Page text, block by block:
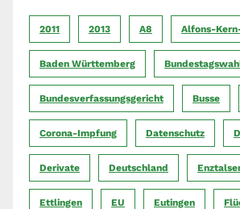
2011 2013 A8 Alfons-
Baden Württemberg
Bundesverfassungsgericht Busse
Corona-Impfung Datenschutz
Derivate Deutschland
Ettlingen EU Eutingen